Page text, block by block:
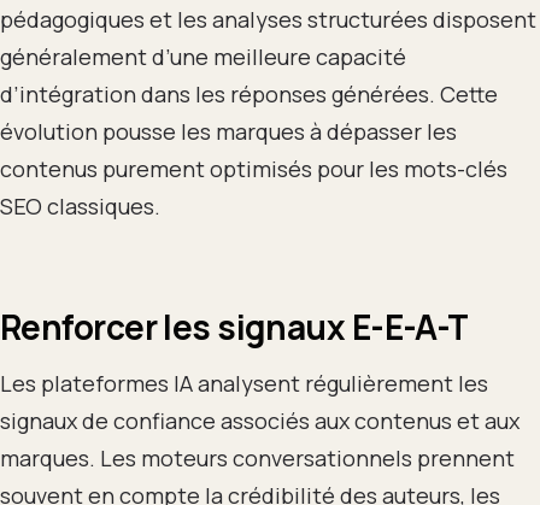
pédagogiques et les analyses structurées disposent
généralement d’une meilleure capacité
d’intégration dans les réponses générées. Cette
évolution pousse les marques à dépasser les
contenus purement optimisés pour les mots-clés
SEO classiques.
Renforcer les signaux E-E-A-T
Les plateformes IA analysent régulièrement les
signaux de confiance associés aux contenus et aux
marques. Les moteurs conversationnels prennent
souvent en compte la crédibilité des auteurs, les